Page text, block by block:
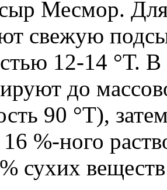
сыр Месмор.
свежую
12-14 °Т. В
до
90 °Т),
%-ного
сухих